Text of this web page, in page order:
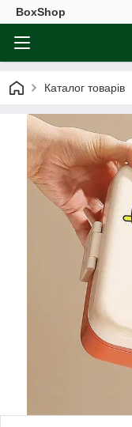
BoxShop
Каталог товарів